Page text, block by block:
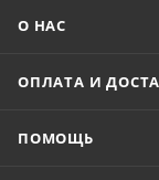
О НАС
ОПЛАТА И
ПОМОЩЬ